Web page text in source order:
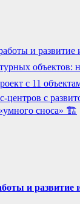
и
с 11
с
сноса» 🏗️
и